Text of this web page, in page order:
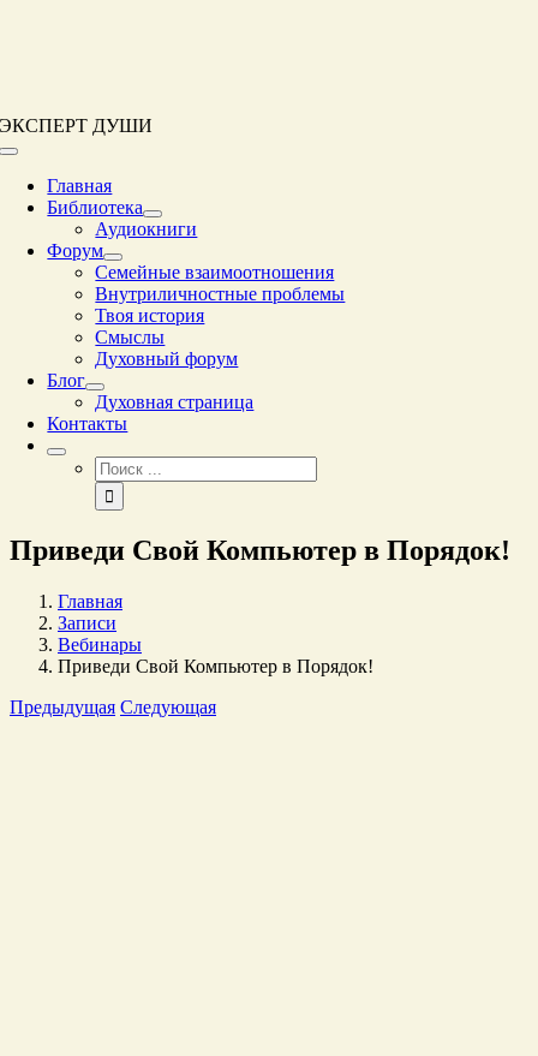
ЭКСПЕРТ ДУШИ
Переключение
навигацииГлавная
Библиотека
Аудиокниги
Форум
Семейные взаимоотношения
Внутриличностные проблемы
Твоя история
Смыслы
Духовный форум
Блог
Духовная страница
Контакты
Результат
поиска:
Приведи Свой Компьютер в Порядок!
Главная
Записи
Вебинары
Приведи Свой Компьютер в Порядок!
Предыдущая Следующая